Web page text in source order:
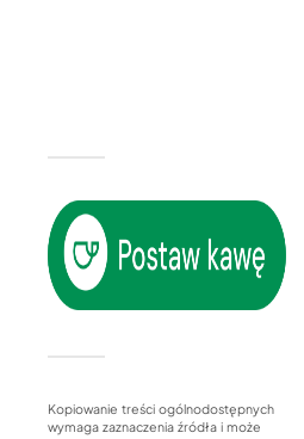
Kopiowanie treści ogólnodostępnych
wymaga zaznaczenia źródła i może